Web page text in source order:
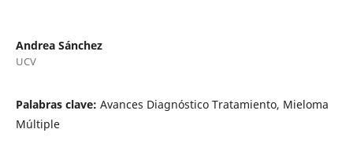
Andrea Sánchez
UCV
Palabras clave: Avances Diagnóstico Tratamiento, Mieloma
Múltiple